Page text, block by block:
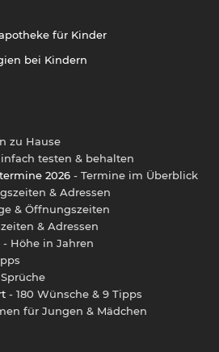
für Kinder
bei Kindern
zu Hause
testen & behalten
2026 - Termine im Überblick
& Adressen
& Öffnungszeiten
& Adressen
- Höhe in Jahren
Sprüche
- 180 Wünsche & 9 Tipps
für Jungen & Mädchen